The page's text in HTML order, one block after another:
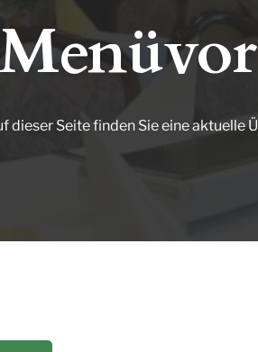
dieser Seite finden Sie eine aktuelle